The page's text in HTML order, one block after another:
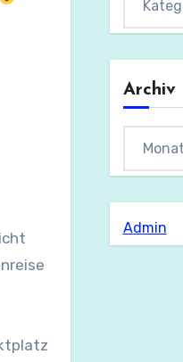
Archiv
Admin